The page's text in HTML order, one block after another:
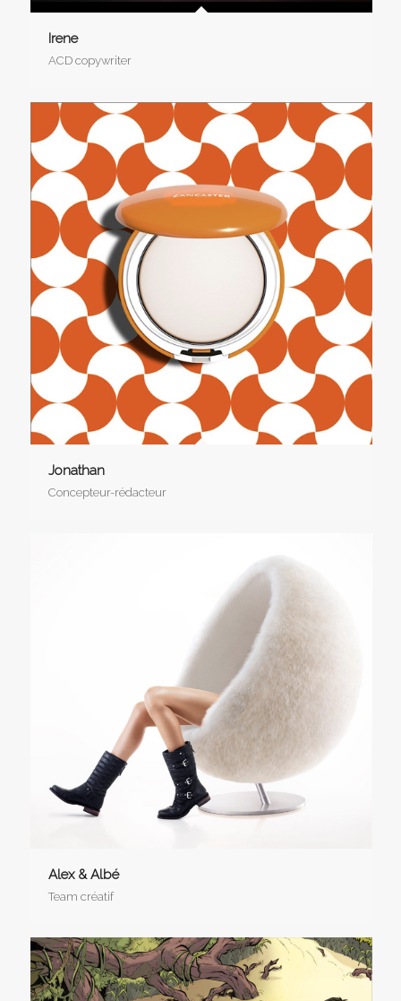
Irene
ACD copywriter
Jonathan
Concepteur-rédacteur
Alex & Albé
Team créatif